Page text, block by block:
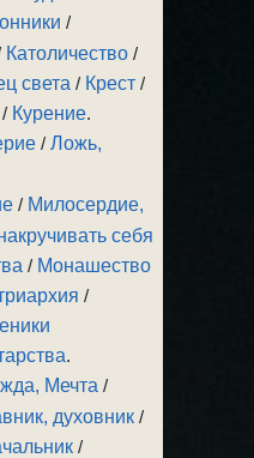
/
Католичество /
света / Крест /
/ Курение.
/Ложь,
/ Милосердие,
себя
/ Монашество
/
.
Мечта /
духовник /
/